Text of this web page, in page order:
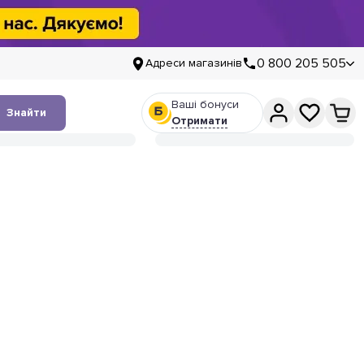
Адреси магазинів 0 800 205 505
Знайти
Ваші бонуси
Отримати